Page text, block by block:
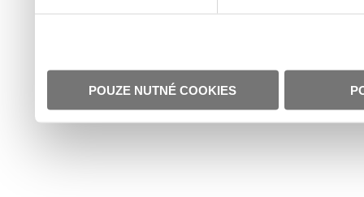
POUZE NUTNÉ COOKIES